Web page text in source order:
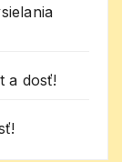
a dosť!